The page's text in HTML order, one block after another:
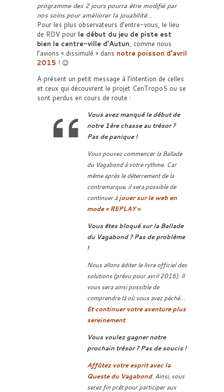
programme des 2 jours pourra être modifié par
nos soins pour améliorer la jouabilité…
Pour les plus observateurs d’entre-vous, le lieu
de RDV pour le début du jeu de piste est
bien le centre-ville d’Autun, comme nous
l’avions « dissimulé » dans notre poisson d’avril
2015 ! 😉
A présent un petit message à l’intention de celles
et ceux qui découvrent le projet CenTropoS ou se
sont perdus en cours de route :
Vous avez manqué le début de
notre 1ère chasse au trésor ?
Pas de panique !
Vous pouvez commencer la Ballade
du Vagabond à votre rythme. Car
même après le déterrement de la
contremarque, il sera possible de
continuer àjouer sur le web en
mode « REPLAY ».
Vous êtes bloqué sur la Ballade
du Vagabond ? Pas de problème
!
Nous allons éditer le livre officiel des
solutions (prévu pour avril 2016). Il
vous sera ainsi possible de
comprendre là où vous avez péché…
Et continuer votre aventure plus
sereinement.
Vous voulez gagner notre
prochain trésor ? Pas de soucis !
Affûtez votre esprit avec la
Queste du Vagabond. Ainsi, vous
serez fin prêt pour participer aux